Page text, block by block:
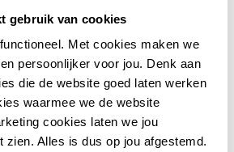
gebruik van cookies
Met cookies maken we
persoonlijker voor jou. Denk aan
die de website goed laten werken
waarmee we de website
cookies laten we jou
zien. Alles is dus op jou afgestemd.